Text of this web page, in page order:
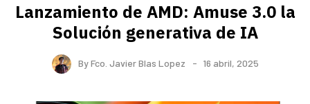
Lanzamiento de AMD: Amuse 3.0 la
Solución generativa de IA
ByFco. Javier Blas Lopez 16 abril, 2025